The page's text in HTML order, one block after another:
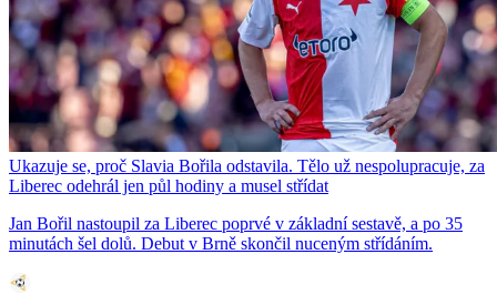
Ukazuje se, proč Slavia Bořila odstavila. Tělo už nespolupracuje, za
Liberec odehrál jen půl hodiny a musel střídat
Jan Bořil nastoupil za Liberec poprvé v základní sestavě, a po 35
minutách šel dolů. Debut v Brně skončil nuceným střídáním.